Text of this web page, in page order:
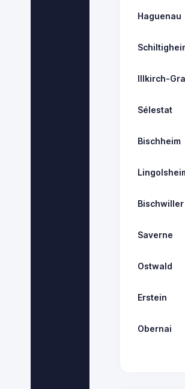
Haguenau
Illkirch-
Sélestat
Bischheim
Bischwiller
Saverne
Ostwald
Erstein
Obernai